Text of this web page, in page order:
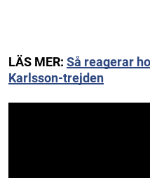
LÄS MER: Så reagerar
Karlsson-trejden